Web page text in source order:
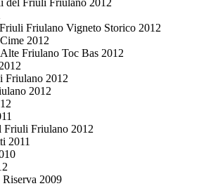
del Friuli Friulano 2012
Friulano Vigneto Storico 2012
2012
Friulano Toc Bas 2012
Friulano 2012
2012
Friuli Friulano 2012
2011
2009